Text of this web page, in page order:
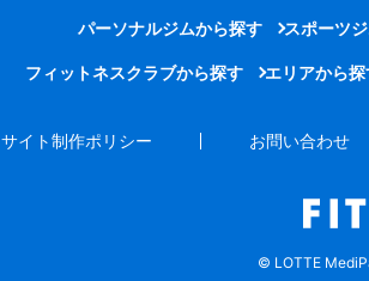
パーソナルジムから探す スポーツ
フィットネスクラブから探す エリアから探
サイト制作ポリシー お問い合わせ
© LOTTE